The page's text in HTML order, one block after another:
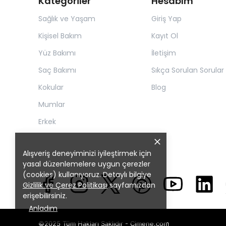
Alışveriş deneyiminizi iyileştirmek için
yasal düzenlemelere uygun çerezler
(cookies) kullanıyoruz. Detaylı bilgiye
Gizlilik ve Çerez Politikası sayfamızdan
erişebilirsiniz.
Anladım
Sağlık ve Yaşam
Kişisel Bakım
Yüz Bakımı
Saç Bakımı
Kokular
Mumlar
Erkek
Giriş Yap
Kayıt Ol
İletişim
Sıkça Sorulan Sorular
Blog
©2025 Tüm Hakları Saklıdır - Cimene.com